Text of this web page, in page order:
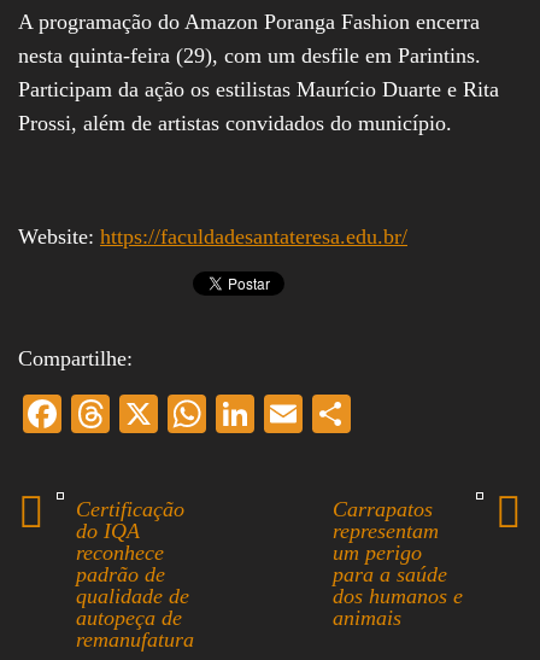
A programação do Amazon Poranga Fashion encerra
nesta quinta-feira (29), com um desfile em Parintins.
Participam da ação os estilistas Maurício Duarte e Rita
Prossi, além de artistas convidados do município.
Website: https://faculdadesantateresa.edu.br/
Compartilhe:
Fa
bo
ok
T
ea
ds
X
W
Li
E
ail
Certificação
do IQA
reconhece
padrão de
qualidade de
autopeça de
remanufatura
Carrapatos
representam
um perigo
para a saúde
dos humanos e
animais